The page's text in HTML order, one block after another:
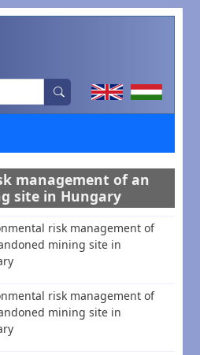
management of an
site in Hungary
risk management of
mining site in
risk management of
mining site in